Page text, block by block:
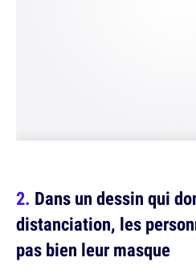
Dans un dessin qui
distanciation, les
pas bien leur masque